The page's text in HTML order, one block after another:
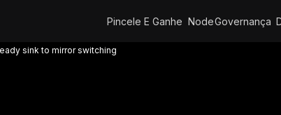
Pincele E Ganhe NodeGovernança
sink to mirror switching